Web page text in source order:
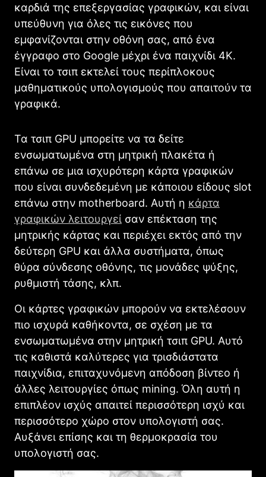
καρδιά της επεξεργασίας γραφικών, και είναι
υπεύθυνη για όλες τις εικόνες που
εμφανίζονται στην οθόνη σας, από ένα
έγγραφο στο Google μέχρι ένα παιχνίδι 4K.
Είναι το τσιπ εκτελεί τους περίπλοκους
μαθηματικούς υπολογισμούς που απαιτούν τα
γραφικά.
Τα τσιπ GPU μπορείτε να τα δείτε
ενσωματωμένα στη μητρική πλακέτα ή
επάνω σε μια ισχυρότερη κάρτα γραφικών
που είναι συνδεδεμένη με κάποιου είδους slot
επάνω στην motherboard. Αυτή η κάρτα
γραφικών λειτουργεί σαν επέκταση της
μητρικής κάρτας και περιέχει εκτός από την
δεύτερη GPU και άλλα συστήματα, όπως
θύρα σύνδεσης οθόνης, τις μονάδες ψύξης,
ρυθμιστή τάσης, κλπ.
Οι κάρτες γραφικών μπορούν να εκτελέσουν
πιο ισχυρά καθήκοντα, σε σχέση με τα
ενσωματωμένα στην μητρική τσιπ GPU. Αυτό
τις καθιστά καλύτερες για τρισδιάστατα
παιχνίδια, επιταχυνόμενη απόδοση βίντεο ή
άλλες λειτουργίες όπως mining. Όλη αυτή η
επιπλέον ισχύς απαιτεί περισσότερη ισχύ και
περισσότερο χώρο στον υπολογιστή σας.
Αυξάνει επίσης και τη θερμοκρασία του
υπολογιστή σας.